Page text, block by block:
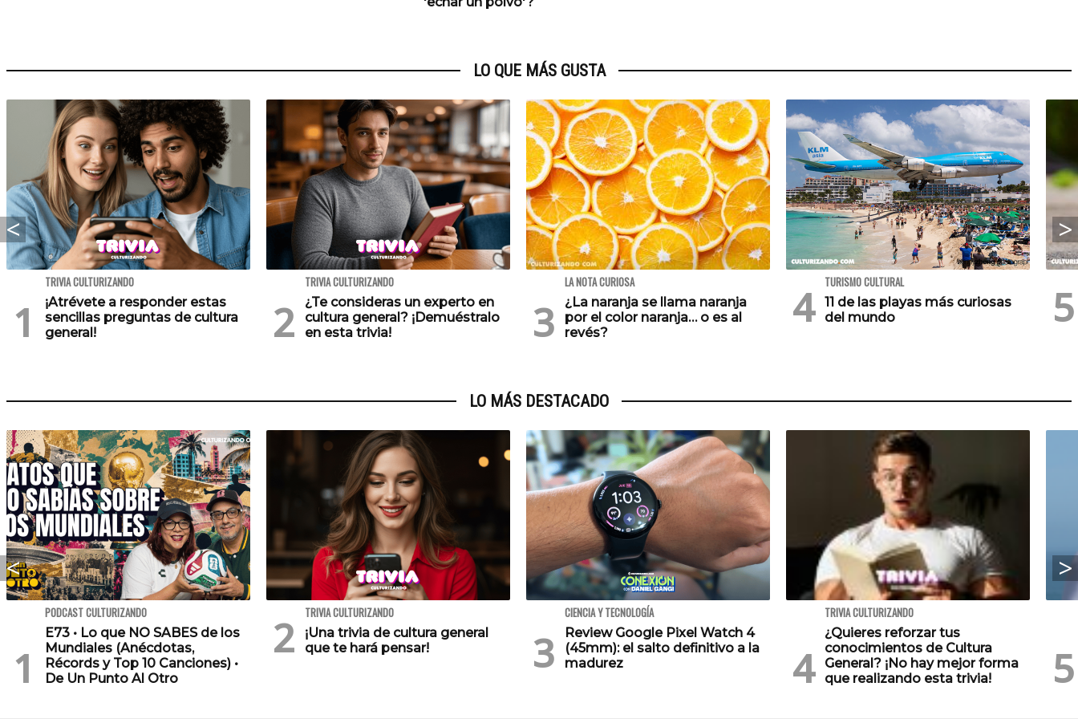
LO QUE MÁS GUSTA
TRIVIA CULTURIZANDO
¡Atrévete a responder estas
sencillas preguntas de cultura
general!
TRIVIA CULTURIZANDO
¿Te consideras un experto en
cultura general? ¡Demuéstralo
en esta trivia!
LA NOTA CURIOSA
¿La naranja se llama naranja
por el color naranja… o es al
revés?
TURISMO CULTURAL
11 de las playas más curiosas
del mundo
LO MÁS DESTACADO
PODCAST CULTURIZANDO
E73 • Lo que NO SABES de los
Mundiales (Anécdotas,
Récords y Top 10 Canciones) •
De Un Punto Al Otro
TRIVIA CULTURIZANDO
¡Una trivia de cultura general
que te hará pensar!
CIENCIA Y TECNOLOGÍA
Review Google Pixel Watch 4
(45mm): el salto definitivo a la
madurez
TRIVIA CULTURIZANDO
¿Quieres reforzar tus
conocimientos de Cultura
General? ¡No hay mejor forma
que realizando esta trivia!